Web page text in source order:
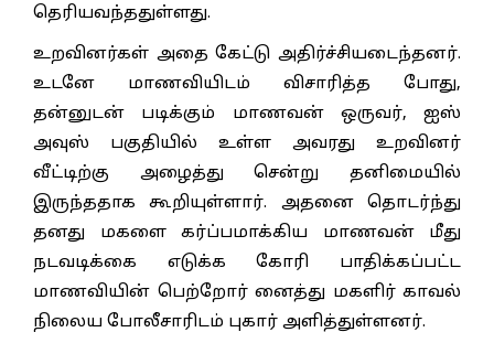
தெரியவந்ததுள்ளது.
உறவினர்கள் அதை கேட்டு அதிர்ச்சியடைந்தனர்.
உடனே மாணவியிடம் விசாரித்த போது,
தன்னுடன் படிக்கும் மாணவன் ஒருவர், ஐஸ்
அவுஸ் பகுதியில் உள்ள அவரது உறவினர்
வீட்டிற்கு அழைத்து சென்று தனிமையில்
இருந்ததாக கூறியுள்ளார். அதனை தொடர்ந்து
தனது மகளை கர்ப்பமாக்கிய மாணவன் மீது
நடவடிக்கை எடுக்க கோரி பாதிக்கப்பட்ட
மாணவியின் பெற்றோர் னைத்து மகளிர் காவல்
நிலைய போலீசாரிடம் புகார் அளித்துள்ளனர்.